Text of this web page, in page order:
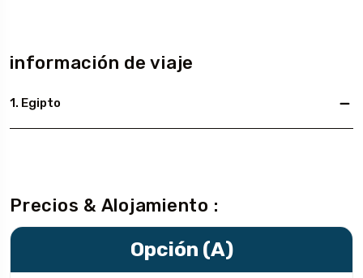
información de viaje
1. Egipto
Precios & Alojamiento :
Opción (A)